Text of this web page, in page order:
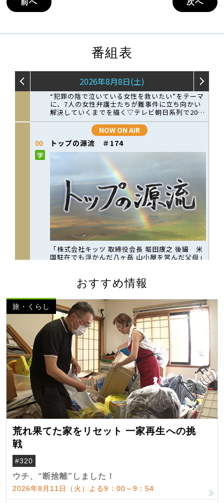
番組表
おすすめ情報
旅・くらし
荒れ果てた家をリセット 一家再生への挑
戦
#320
ウチ、“断捨離”しました！
2026年8月11日（火）よる9：00～9：54